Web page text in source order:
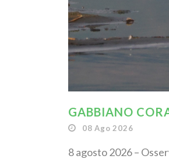
GABBIANO
08 Ago 2026
8 agosto 2026 –